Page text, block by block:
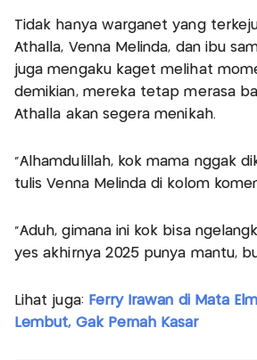
Tidak hanya warganet yang
Athalla, Venna Melinda, dan ibu
juga mengaku kaget melihat
demikian, mereka tetap merasa
Athalla akan segera menikah.
"Alhamdulillah, kok mama nggak
tulis Venna Melinda di kolom
"Aduh, gimana ini kok bisa
yes akhirnya 2025 punya mantu,
Lihat juga: Ferry Irawan di Mata
Lembut, Gak Pernah Kasar